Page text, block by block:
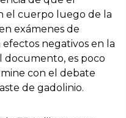
el cuerpo luego de la
exámenes de
negativos en la
documento, es poco
con el debate
de gadolinio.